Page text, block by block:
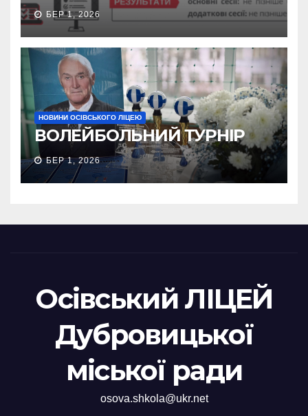
БЕР 1, 2026
НОВИНИ ОСІВСЬКОГО ЛІЦЕЮ
ВОЛЕЙБОЛЬНИЙ ТУРНІР
БЕР 1, 2026
Осівський ЛІЦЕЙ
Дубровицької
міської ради
osova.shkola@ukr.net